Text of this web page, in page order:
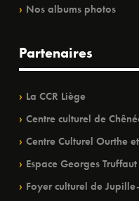
Nos albums photos
Partenaires
La CCR Liège
Centre culturel de
Centre Culturel Ourthe
Espace Georges Truffaut
Foyer culturel de